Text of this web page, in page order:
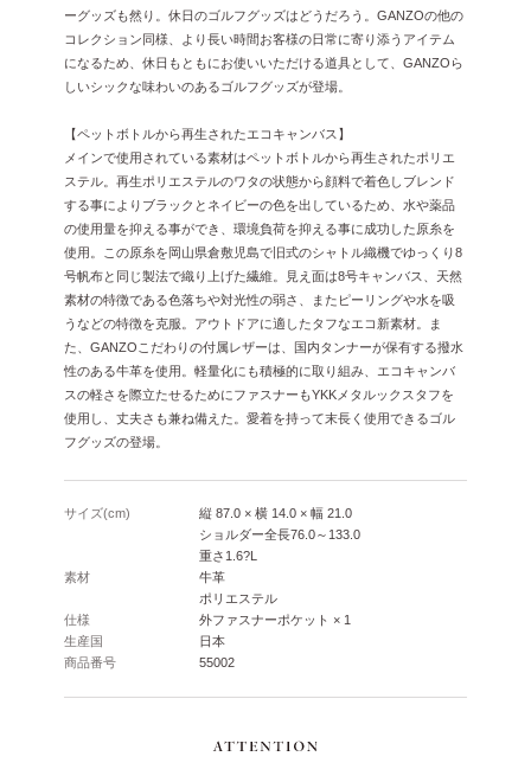
ーグッズも然り。休日のゴルフグッズはどうだろう。GANZOの他の
コレクション同様、より長い時間お客様の日常に寄り添うアイテム
になるため、休日もともにお使いいただける道具として、GANZOら
しいシックな味わいのあるゴルフグッズが登場。
【ペットボトルから再生されたエコキャンバス】
メインで使用されている素材はペットボトルから再生されたポリエ
ステル。再生ポリエステルのワタの状態から顔料で着色しブレンド
する事によりブラックとネイビーの色を出しているため、水や薬品
の使用量を抑える事ができ、環境負荷を抑える事に成功した原糸を
使用。この原糸を岡山県倉敷児島で旧式のシャトル織機でゆっくり8
号帆布と同じ製法で織り上げた繊維。見え面は8号キャンバス、天然
素材の特徴である色落ちや対光性の弱さ、またピーリングや水を吸
うなどの特徴を克服。アウトドアに適したタフなエコ新素材。ま
た、GANZOこだわりの付属レザーは、国内タンナーが保有する撥水
性のある牛革を使用。軽量化にも積極的に取り組み、エコキャンバ
スの軽さを際立たせるためにファスナーもYKKメタルックスタフを
使用し、丈夫さも兼ね備えた。愛着を持って末長く使用できるゴル
フグッズの登場。
サイズ(cm)
縦 87.0 × 横 14.0 × 幅 21.0
ショルダー全長76.0～133.0
重さ1.6?L
素材
牛革
ポリエステル
仕様
外ファスナーポケット × 1
生産国
日本
商品番号
55002